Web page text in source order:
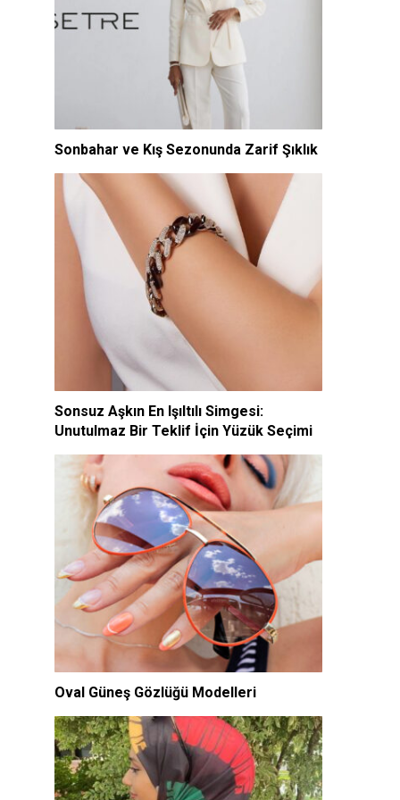
Sonbahar ve Kış Sezonunda Zarif Şıklık
Sonsuz Aşkın En Işıltılı Simgesi:
Unutulmaz Bir Teklif İçin Yüzük Seçimi
Oval Güneş Gözlüğü Modelleri